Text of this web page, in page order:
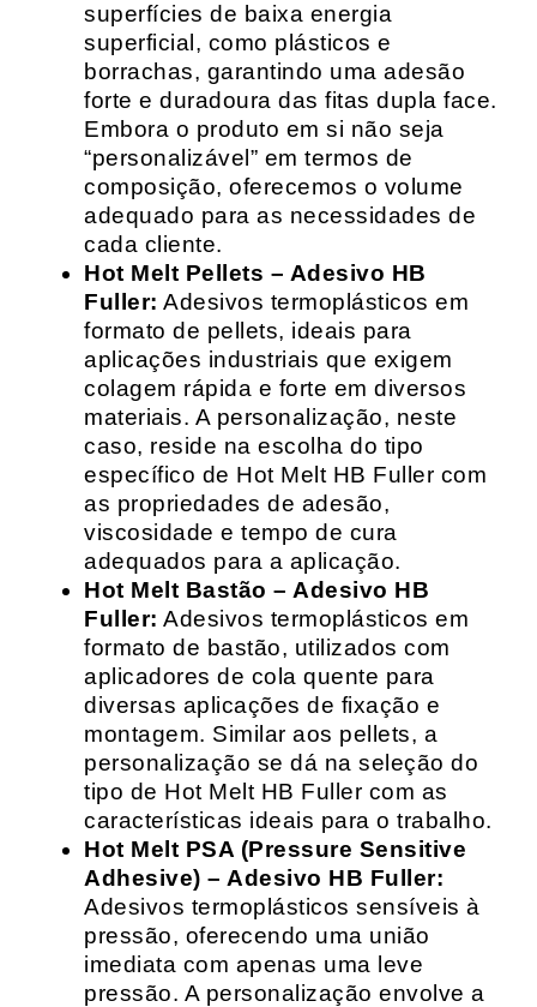
superfícies de baixa energia
superficial, como plásticos e
borrachas, garantindo uma adesão
forte e duradoura das fitas dupla face.
Embora o produto em si não seja
“personalizável” em termos de
composição, oferecemos o volume
adequado para as necessidades de
cada cliente.
Hot Melt Pellets – Adesivo HB
Fuller: Adesivos termoplásticos em
formato de pellets, ideais para
aplicações industriais que exigem
colagem rápida e forte em diversos
materiais. A personalização, neste
caso, reside na escolha do tipo
específico de Hot Melt HB Fuller com
as propriedades de adesão,
viscosidade e tempo de cura
adequados para a aplicação.
Hot Melt Bastão – Adesivo HB
Fuller: Adesivos termoplásticos em
formato de bastão, utilizados com
aplicadores de cola quente para
diversas aplicações de fixação e
montagem. Similar aos pellets, a
personalização se dá na seleção do
tipo de Hot Melt HB Fuller com as
características ideais para o trabalho.
Hot Melt PSA (Pressure Sensitive
Adhesive) – Adesivo HB Fuller:
Adesivos termoplásticos sensíveis à
pressão, oferecendo uma união
imediata com apenas uma leve
pressão. A personalização envolve a